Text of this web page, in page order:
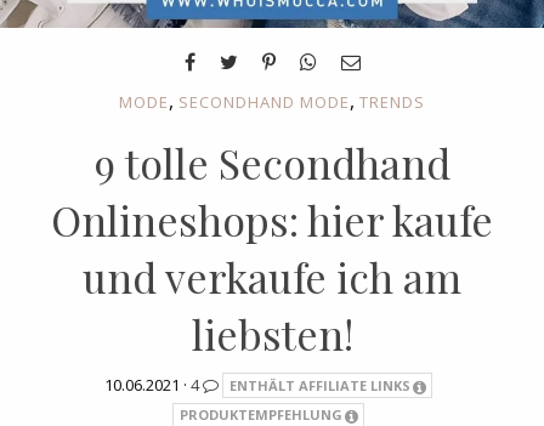
MODE, SECONDHAND MODE, TRENDS
9 tolle Secondhand
Onlineshops: hier kaufe
und verkaufe ich am
liebsten!
10.06.2021 · 4
ENTHÄLT AFFILIATE LINKS
PRODUKTEMPFEHLUNG